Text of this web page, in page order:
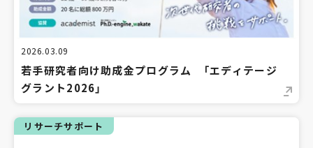
2026.03.09
若手研究者向け助成金プログラム 「エディテージ
グラント2026」
リサーチサポート